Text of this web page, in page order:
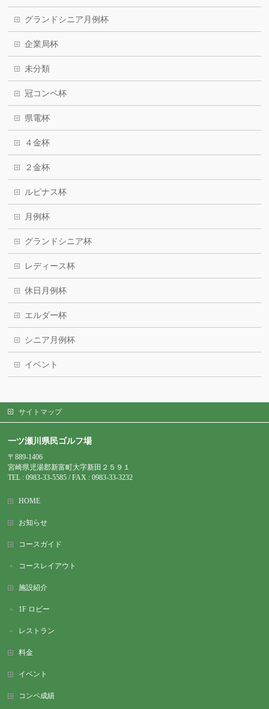
グランドシニア月例杯
企業局杯
未分類
冠コンペ杯
県電杯
４金杯
２金杯
ルピナス杯
月例杯
グランドシニア杯
レディース杯
休日月例杯
エルダー杯
シニア月例杯
イベント
サイトマップ
一ツ瀬川県民ゴルフ場
〒889-1406
宮崎県児湯郡新富町大字新田２５９１
TEL : 0983-33-5585 / FAX : 0983-33-3232
HOME
お知らせ
コースガイド
コースレイアウト
施設紹介
1F ロビー
レストラン
料金
イベント
コンペ成績